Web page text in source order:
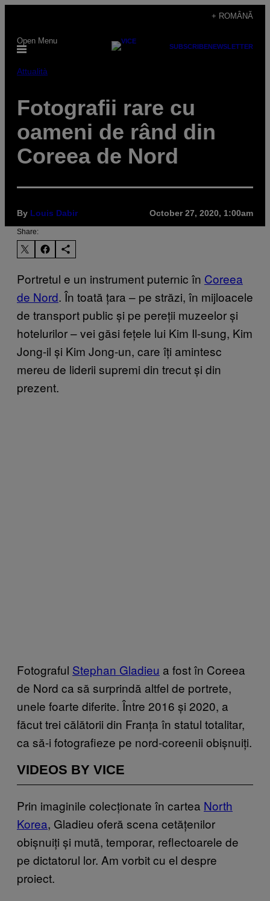
content
+ ROMÂNĂ
Open Menu
SUBSCRIBENEWSLETTER
Attualità
Fotografii rare cu
oameni de rând din
Coreea de Nord
By Louis Dabir October 27, 2020, 1:00am
Share:
Portretul e un instrument puternic în Coreea
de Nord. În toată țara – pe străzi, în mijloacele
de transport public și pe pereții muzeelor și
hotelurilor – vei găsi fețele lui Kim Il-sung, Kim
Jong-il și Kim Jong-un, care îți amintesc
mereu de liderii supremi din trecut și din
prezent.
Fotograful Stephan Gladieu a fost în Coreea
de Nord ca să surprindă altfel de portrete,
unele foarte diferite. Între 2016 și 2020, a
făcut trei călătorii din Franța în statul totalitar,
ca să-i fotografieze pe nord-coreenii obișnuiți.
VIDEOS BY VICE
Prin imaginile colecționate în cartea North
Korea, Gladieu oferă scena cetățenilor
obișnuiți și mută, temporar, reflectoarele de
pe dictatorul lor. Am vorbit cu el despre
proiect.